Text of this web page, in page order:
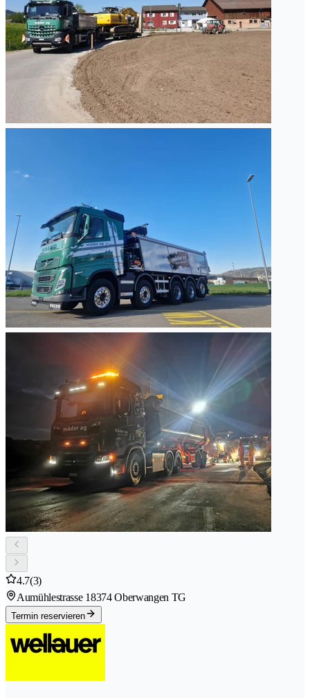
4.7(3)
Aumühlestrasse 18374 Oberwangen TG
Termin reservieren